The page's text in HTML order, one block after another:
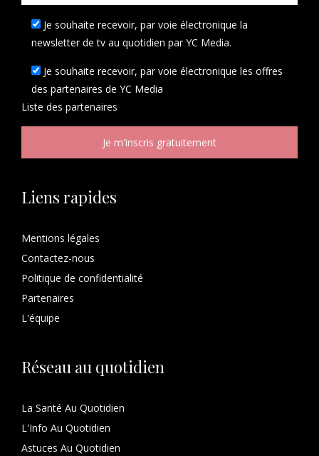
Je souhaite recevoir, par voie électronique la
newsletter de tv au quotidien par YC Media.
Je souhaite recevoir, par voie électronique les offres
des partenaires de YC Media
Liste des partenaires
Liens rapides
Mentions légales
Contactez-nous
Politique de confidentialité
Partenaires
L'équipe
Réseau au quotidien
La Santé Au Quotidien
L'Info Au Quotidien
Astuces Au Quotidien